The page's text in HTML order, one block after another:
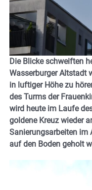
Die Blicke schweiften
Wasserburger Altstadt
in luftiger Höhe zu
des Turms der
wird heute im Laufe
goldene Kreuz wieder
Sanierungsarbeiten im
auf den Boden geholt